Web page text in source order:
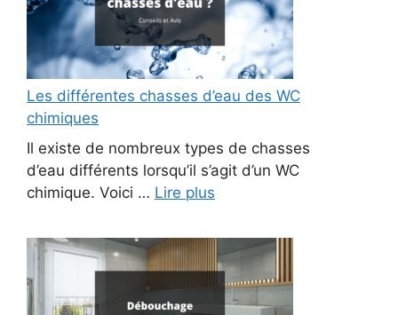
Les différentes chasses d’eau des WC
chimiques
Il existe de nombreux types de chasses
d’eau différents lorsqu’il s’agit d’un WC
chimique. Voici … Lire plus